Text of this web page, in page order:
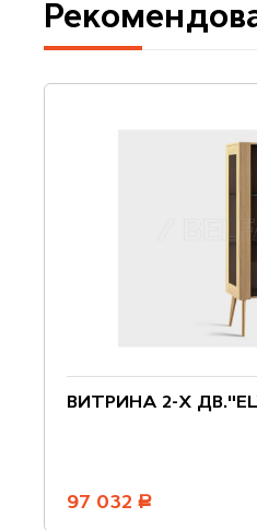
ВИТРИНА 2-Х
97 032 руб.